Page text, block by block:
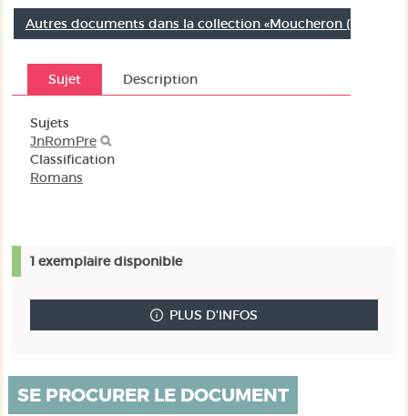
Autres documents dans la collection «Moucheron (Paris)»
Sujet Description
Sujets
JnRomPre
Classification
Romans
1 exemplaire disponible
PLUS D'INFOS
SE PROCURER LE DOCUMENT